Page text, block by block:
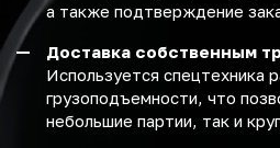
а также подтверждение
Доставка собственным
Используется спецтехника
грузоподъемности, что
небольшие партии, так и